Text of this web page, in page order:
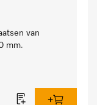
van
mm.